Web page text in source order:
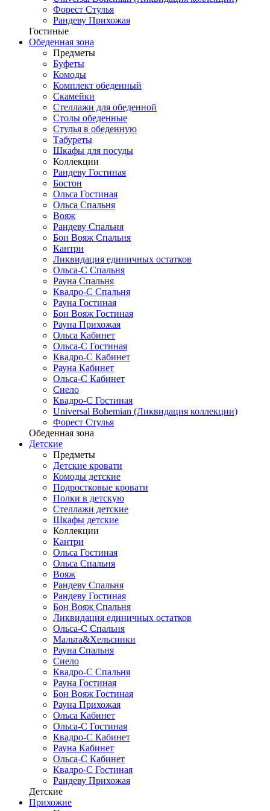
Форест Стулья
Рандеву Прихожая
Гостиные
Обеденная зона
Предметы
Буфеты
Комоды
Комплект обеденный
Скамейки
Стеллажи для обеденной
Столы обеденные
Стулья в обеденную
Табуреты
Шкафы для посуды
Коллекции
Рандеву Гостиная
Бостон
Ольса Гостиная
Ольса Спальня
Вояж
Рандеву Спальня
Бон Вояж Спальня
Кантри
Ликвидация единичных остатков
Ольса-С Спальня
Рауна Спальня
Квадро-С Спальня
Рауна Гостиная
Бон Вояж Гостиная
Рауна Прихожая
Ольса Кабинет
Ольса-С Гостиная
Квадро-С Кабинет
Рауна Кабинет
Ольса-С Кабинет
Сиело
Квадро-С Гостиная
Universal Bohemian (Ликвидация коллекции)
Форест Стулья
Обеденная зона
Детские
Предметы
Детские кровати
Комоды детские
Подростковые кровати
Полки в детскую
Стеллажи детские
Шкафы детские
Коллекции
Кантри
Ольса Гостиная
Ольса Спальня
Вояж
Рандеву Спальня
Рандеву Гостиная
Бон Вояж Спальня
Ликвидация единичных остатков
Ольса-С Спальня
Мальта&Хельсинки
Рауна Спальня
Сиело
Квадро-С Спальня
Рауна Гостиная
Бон Вояж Гостиная
Рауна Прихожая
Ольса Кабинет
Ольса-С Гостиная
Квадро-С Кабинет
Рауна Кабинет
Ольса-С Кабинет
Квадро-С Гостиная
Рандеву Прихожая
Детские
Прихожие